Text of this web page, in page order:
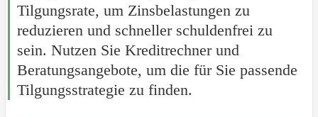
Tilgungsrate, um Zinsbelastungen zu
reduzieren und schneller schuldenfrei zu
sein. Nutzen Sie Kreditrechner und
Beratungsangebote, um die für Sie passende
Tilgungsstrategie zu finden.